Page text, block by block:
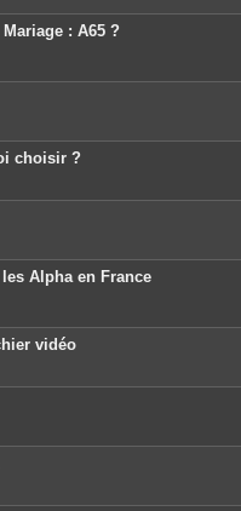
: A65 ?
choisir ?
Alpha en France
vidéo